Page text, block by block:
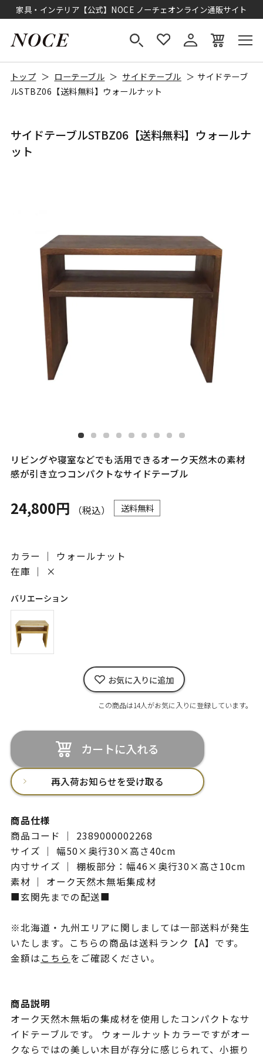
家具・インテリア【公式】NOCE ノーチェオンライン通販サイト
トップ ローテーブル サイドテーブル
サイドテーブ
ルSTBZ06【送料無料】ウォールナット
サイドテーブルSTBZ06【送料無料】ウォールナ
ット
リビングや寝室などでも活用できるオーク天然木の素材
感が引き立つコンパクトなサイドテーブル
24,800円 （税込） 送料無料
カラー ｜ ウォールナット
在庫 ｜
×
バリエーション
お気に入りに追加
この商品は14人がお気に入りに登録しています。
カートに入れる
再入荷お知らせを受け取る
商品仕様
商品コード ｜ 2389000002268
サイズ ｜ 幅50×奥行30×高さ40cm
内寸サイズ ｜ 棚板部分：幅46×奥行30×高さ10cm
素材 ｜ オーク天然木無垢集成材
■玄関先までの配送■
※北海道・九州エリアに関しましては一部送料が発生
いたします。こちらの商品は送料ランク【A】です。
金額はこちらをご確認ください。
商品説明
オーク天然木無垢の集成材を使用したコンパクトなサ
イドテーブルです。 ウォールナットカラーですがオー
クならではの美しい木目が存分に感じられて、小振り